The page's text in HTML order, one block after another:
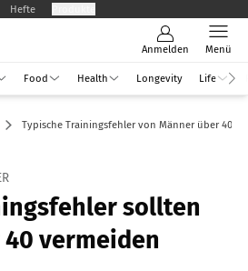
Hefte
Anmelden Menü
Food Health Longevity Life
Typische Trainingsfehler von Männer über 40
sollten
vermeiden